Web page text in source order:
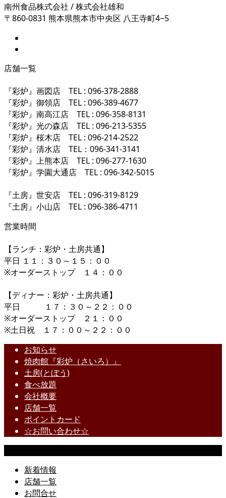
南州食品株式会社 / 株式会社雄和
〒860-0831 熊本県熊本市中央区 八王寺町4−5
店舗一覧
『彩炉』画図店 TEL : 096-378-2888
『彩炉』御領店 TEL : 096-389-4677
『彩炉』南高江店 TEL : 096-358-8131
『彩炉』光の森店 TEL : 096-213-5355
『彩炉』桜木店 TEL : 096-214-2522
『彩炉』清水店 TEL：096-341-3141
『彩炉』上熊本店 TEL : 096-277-1630
『彩炉』学園大通店 TEL : 096-342-5015
『土房』世安店 TEL : 096-319-8129
『土房』小山店 TEL : 096-386-4711
営業時間
【ランチ：彩炉・土房共通】
平日 １１：３０～１５：００
※オーダーストップ １４：００
【ディナー：彩炉・土房共通】
平日 １７：３０～２２：００
※オーダーストップ ２１：００
※土日祝 １７：００～２２：００
お知らせ
焼肉館『彩炉（さいろ）』
土房(とぼう)
食べ放題
会社概要
店舗一覧
ポイントカード
☆お問い合わせ☆
新着情報
店舗一覧
お問合せ